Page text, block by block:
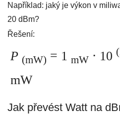
Například: jaký je výkon v
20 dBm?
Řešení:
P (mW) = 1 mW ⋅ 10
mW
Jak převést Watt na